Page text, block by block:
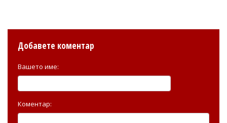
Добавете коментар
Вашето име:
Коментар: